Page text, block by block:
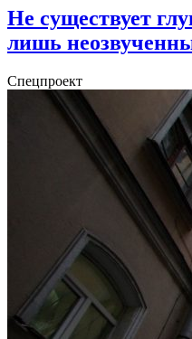
Не существует
лишь
Спецпроект